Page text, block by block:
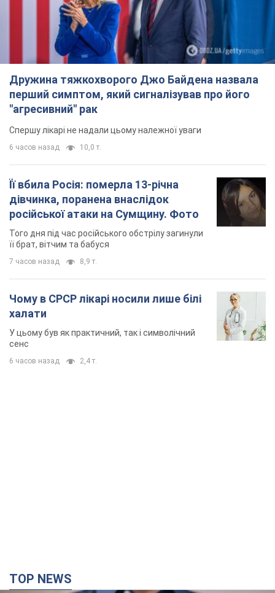
Дружина тяжкохворого Джо Байдена назвала
перший симптом, який сигналізував про його
"агресивний" рак
Спершу лікарі не надали цьому належної уваги
6 часов назад 10,0 т.
Її вбила Росія: померла 13-річна
дівчинка, поранена внаслідок
російської атаки на Сумщину. Фото
Того дня під час російського обстрілу загинули
її брат, вітчим та бабуся
7 часов назад 8,9 т.
Чому в СРСР лікарі носили лише білі
халати
У цьому був як практичний, так і символічний
сенс
6 часов назад 2,4 т.
TOP NEWS